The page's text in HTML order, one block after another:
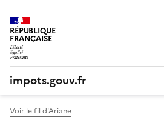
RÉPUBLIQUE
FRANÇAISE
impots.gouv.fr
Voir le fil d'Ariane